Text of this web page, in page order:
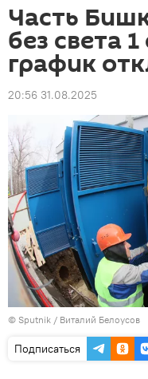
Часть
без света
график
20:56 31.08.2025
© Sputnik / Виталий Белоусов
Подписаться